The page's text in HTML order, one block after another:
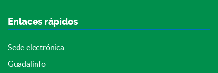
Enlaces rápidos
Sede electrónica
Guadalinfo